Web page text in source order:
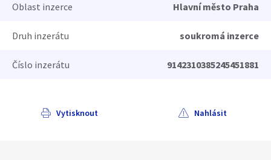
Oblast inzerce Hlavní město Praha
Druh inzerátu soukromá inzerce
Číslo inzerátu 9142310385245451881
Vytisknout Nahlásit